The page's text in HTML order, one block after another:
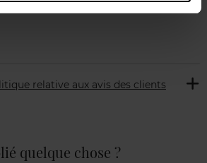
relative aux avis des clients
quelque chose ?